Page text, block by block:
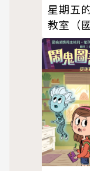
星期五
教室（
徒生大
賈桂琳
生獻給
作）